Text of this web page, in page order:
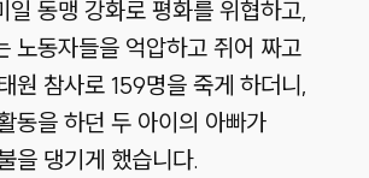
일 동맹 강화로 평화를 위협하고,
노동자들을 억압하고 쥐어 짜고
원 참사로 159명을 죽게 하더니,
동을 하던 두 아이의 아빠가
을 댕기게 했습니다.